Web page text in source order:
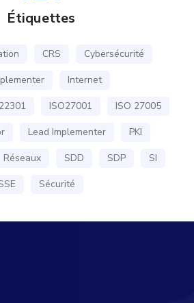
Étiquettes
CRS
Cybersécurité
Internet
ISO27001
ISO 27005
Lead Implementer
PKI
Réseaux SDD SDP
SI
Sécurité